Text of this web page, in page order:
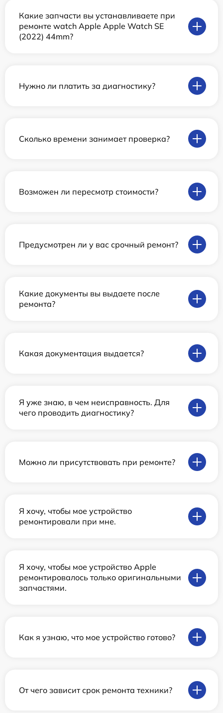
Какие запчасти вы устанавливаете при
ремонте watch Apple Apple Watch SE
(2022) 44mm?
Нужно ли платить за диагностику?
Сколько времени занимает проверка?
Возможен ли пересмотр стоимости?
Предусмотрен ли у вас срочный ремонт?
Какие документы вы выдаете после
ремонта?
Какая документация выдается?
Я уже знаю, в чем неисправность. Для
чего проводить диагностику?
Можно ли присутствовать при ремонте?
Я хочу, чтобы мое устройство
ремонтировали при мне.
Я хочу, чтобы мое устройство Apple
ремонтировалось только оригинальными
запчастями.
Как я узнаю, что мое устройство готово?
От чего зависит срок ремонта техники?